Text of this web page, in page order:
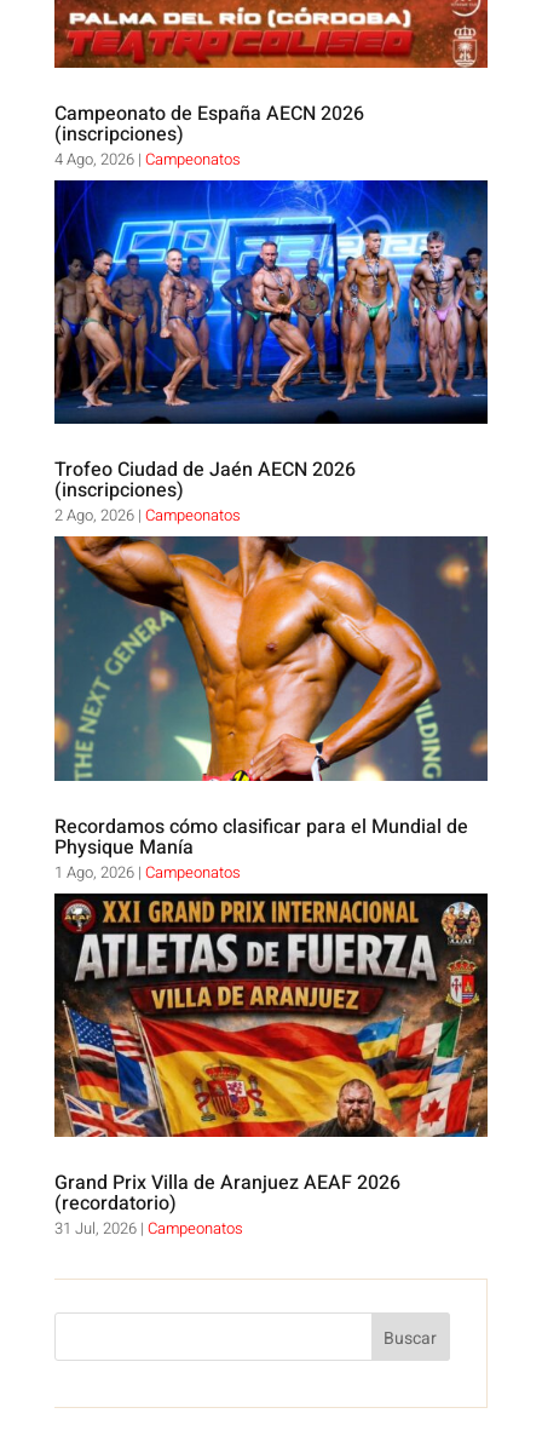
Campeonato de España AECN 2026
(inscripciones)
4 Ago, 2026| Campeonatos
Trofeo Ciudad de Jaén AECN 2026
(inscripciones)
2 Ago, 2026| Campeonatos
Recordamos cómo clasificar para el Mundial de
Physique Manía
1 Ago, 2026| Campeonatos
Grand Prix Villa de Aranjuez AEAF 2026
(recordatorio)
31 Jul, 2026| Campeonatos
Buscar